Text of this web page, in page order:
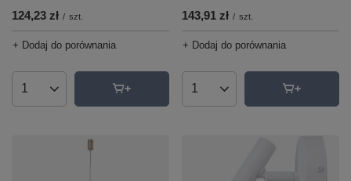
124,23 zł / szt.
+ Dodaj do porównania
Ilość produktów
143,91 zł / szt.
+ Dodaj do porównania
Ilość produktów